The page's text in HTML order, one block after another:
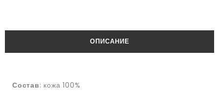
ОПИСАНИЕ
Состав: кожа 100%